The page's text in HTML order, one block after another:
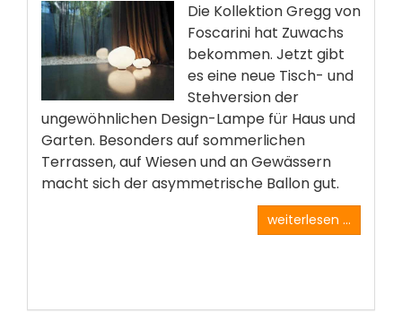
Die Kollektion Gregg von
Foscarini hat Zuwachs
bekommen. Jetzt gibt
es eine neue Tisch- und
Stehversion der
ungewöhnlichen Design-Lampe für Haus und
Garten. Besonders auf sommerlichen
Terrassen, auf Wiesen und an Gewässern
macht sich der asymmetrische Ballon gut.
weiterlesen ...